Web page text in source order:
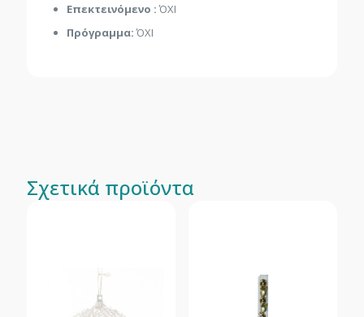
Επεκτεινόμενο :ΌΧΙ
Πρόγραμμα:ΌΧΙ
Σχετικά προϊόντα